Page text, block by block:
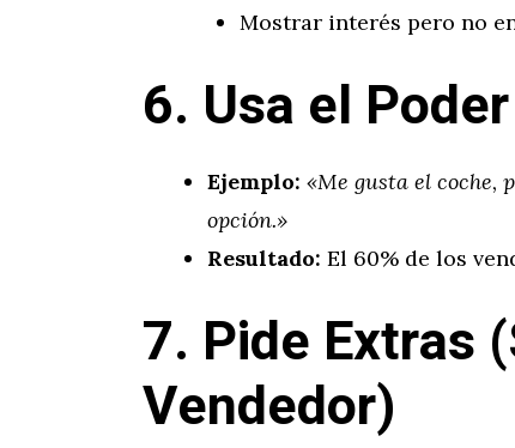
Mostrar interés pero no
6. Usa el
Ejemplo: «Me gusta el coche,
opción.»
Resultado: El 60% de los
7. Pide Extras
Vendedor)